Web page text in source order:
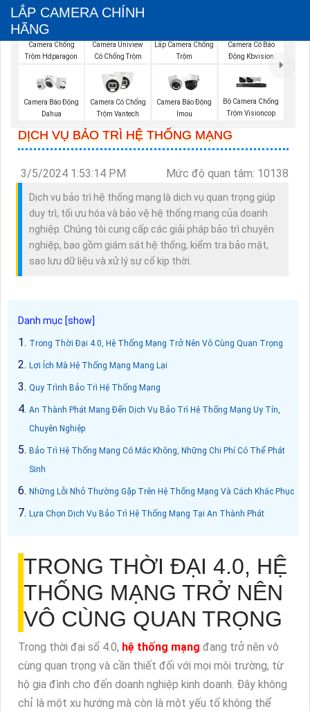
LẮP CAMERA CHÍNH
HÃNG
Camera Chống
Trộm Hdparagon
Camera Uniview
Có Chống Trộm
Lắp Camera Chống
Trộm
Camera Có Báo
Động Kbvision
Camera Báo Động
Dahua
Camera Có Chống
Trộm Vantech
Camera Báo Động
Imou
Bộ Camera Chống
Trộm Visioncop
DỊCH VỤ BẢO TRÌ HỆ THỐNG MẠNG
3/5/2024 1:53:14 PM Mức độ quan tâm: 10138
Dịch vụ bảo trì hệ thống mạng là dịch vụ quan trọng giúp
duy trì, tối ưu hóa và bảo vệ hệ thống mạng của doanh
nghiệp. Chúng tôi cung cấp các giải pháp bảo trì chuyên
nghiệp, bao gồm giám sát hệ thống, kiểm tra bảo mật,
sao lưu dữ liệu và xử lý sự cố kịp thời.
Trong Thời Đại 4.0, Hệ Thống Mạng Trở Nên Vô Cùng Quan Trọng
Lợi Ích Mà Hệ Thống Mạng Mang Lại
Quy Trình Bảo Trì Hệ Thống Mạng
An Thành Phát Mang Đến Dịch Vụ Bảo Trì Hệ Thống Mạng Uy Tín,
Chuyên Nghiệp
Bảo Trì Hệ Thống Mạng Có Mắc Không, Những Chi Phí Có Thể Phát
Sinh
Những Lỗi Nhỏ Thường Gặp Trên Hệ Thống Mạng Và Cách Khắc Phục
Lựa Chọn Dịch Vụ Bảo Trì Hệ Thống Mạng Tại An Thành Phát
TRONG THỜI ĐẠI 4.0, HỆ
THỐNG MẠNG TRỞ NÊN
VÔ CÙNG QUAN TRỌNG
Trong thời đại số 4.0, hệ thống mạng đang trở nên vô
cùng quan trọng và cần thiết đối với mọi môi trường, từ
hộ gia đình cho đến doanh nghiệp kinh doanh. Đây không
chỉ là một xu hướng mà còn là một yếu tố không thể